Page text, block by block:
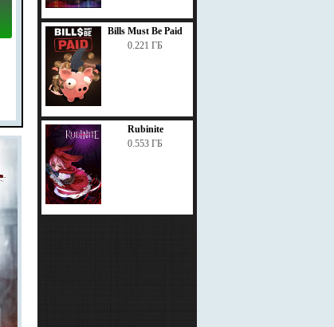
Bills Must Be Paid
0.221 ГБ
Rubinite
0.553 ГБ